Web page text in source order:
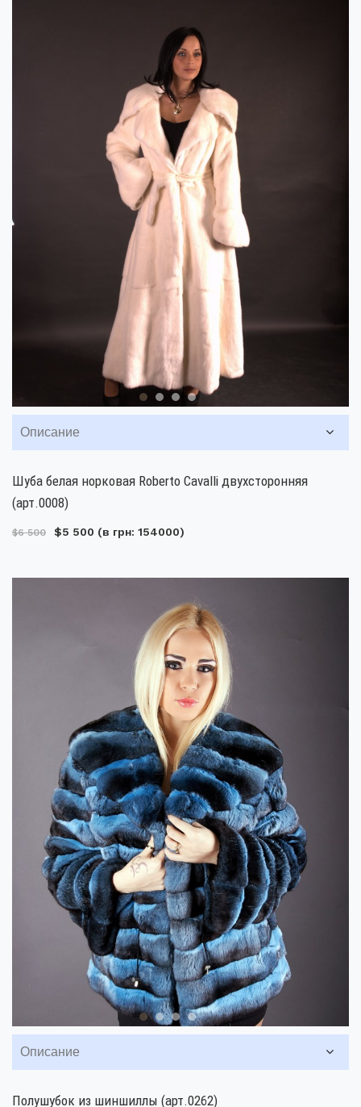
Описание
Шуба белая норковая Roberto Cavalli двухсторонняя
(арт.0008)
$6 500 $5 500 (в грн: 154000)
Описание
Полушубок из шиншиллы (арт.0262)